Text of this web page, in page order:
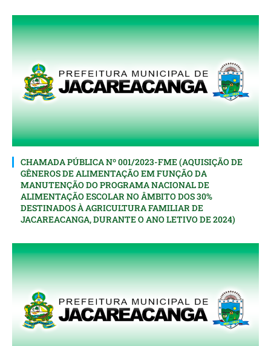
CHAMADA PÚBLICA Nº 001/2023-FME (AQUISIÇÃO DE
GÊNEROS DE ALIMENTAÇÃO EM FUNÇÃO DA
MANUTENÇÃO DO PROGRAMA NACIONAL DE
ALIMENTAÇÃO ESCOLAR NO ÂMBITO DOS 30%
DESTINADOS À AGRICULTURA FAMILIAR DE
JACAREACANGA, DURANTE O ANO LETIVO DE 2024)